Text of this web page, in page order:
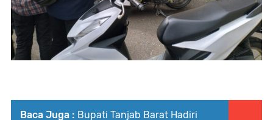
Baca Juga : Bupati Tanjab Barat Hadiri